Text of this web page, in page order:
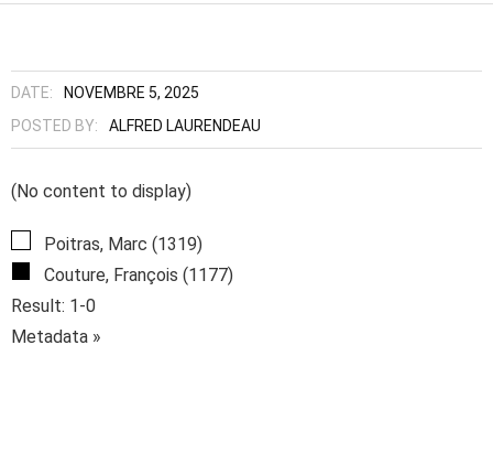
DATE:
NOVEMBRE 5, 2025
POSTED BY:
ALFRED LAURENDEAU
(No content to display)
Poitras, Marc (1319)
Couture, François (1177)
Result: 1-0
Metadata »